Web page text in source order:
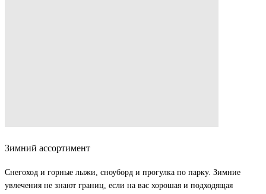
Зимний ассортимент
Снегоход и горные лыжи, сноуборд и прогулка по парку. Зимние
увлечения не знают границ, если на вас хорошая и подходящая